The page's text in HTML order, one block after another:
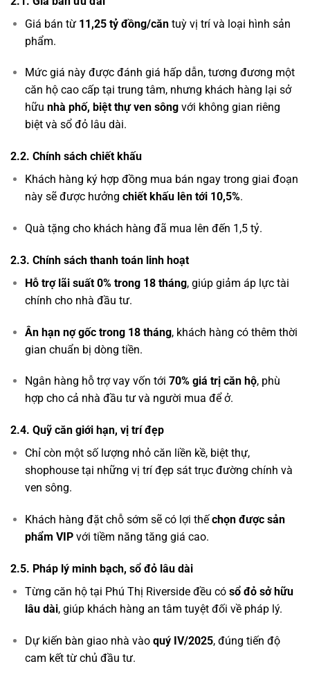
Giá bán từ 11,25 tỷ đồng/căntuỳ vị trí và loại hình sản
phẩm.
Mức giá này được đánh giá hấp dẫn, tương đương một
căn hộ cao cấp tại trung tâm, nhưng khách hàng lại sở
hữu nhà phố, biệt thự ven sôngvới không gian riêng
biệt và sổ đỏ lâu dài.
2.2. Chính sách chiết khấu
Khách hàng ký hợp đồng mua bán ngay trong giai đoạn
này sẽ được hưởng chiết khấu lên tới 10,5%.
Quà tặng cho khách hàng đã mua lên đến 1,5 tỷ.
2.3. Chính sách thanh toán linh hoạt
Hỗ trợ lãi suất 0% trong 18 tháng, giúp giảm áp lực tài
chính cho nhà đầu tư.
Ân hạn nợ gốc trong 18 tháng, khách hàng có thêm thời
gian chuẩn bị dòng tiền.
Ngân hàng hỗ trợ vay vốn tới 70% giá trị căn hộ, phù
hợp cho cả nhà đầu tư và người mua để ở.
2.4. Quỹ căn giới hạn, vị trí đẹp
Chỉ còn một số lượng nhỏ căn liền kề, biệt thự,
shophouse tại những vị trí đẹp sát trục đường chính và
ven sông.
Khách hàng đặt chỗ sớm sẽ có lợi thếchọn được sản
phẩm VIPvới tiềm năng tăng giá cao.
2.5. Pháp lý minh bạch, sổ đỏ lâu dài
Từng căn hộ tại Phú Thị Riverside đều có sổ đỏ sở hữu
lâu dài, giúp khách hàng an tâm tuyệt đối về pháp lý.
Dự kiến bàn giao nhà vào quý IV/2025, đúng tiến độ
cam kết từ chủ đầu tư.